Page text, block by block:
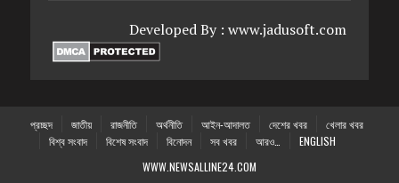
Developed By :www.jadusoft.com
প্রচ্ছদ জাতীয় রাজনীতি অর্থনীতি আইন-আদালত দেশের খবর
খেলার খবর
বিশ্ব সংবাদ
বিশেষ সংবাদ বিনোদন সব খবর আরও…
ENGLISH
WWW.NEWSALLINE24.COM